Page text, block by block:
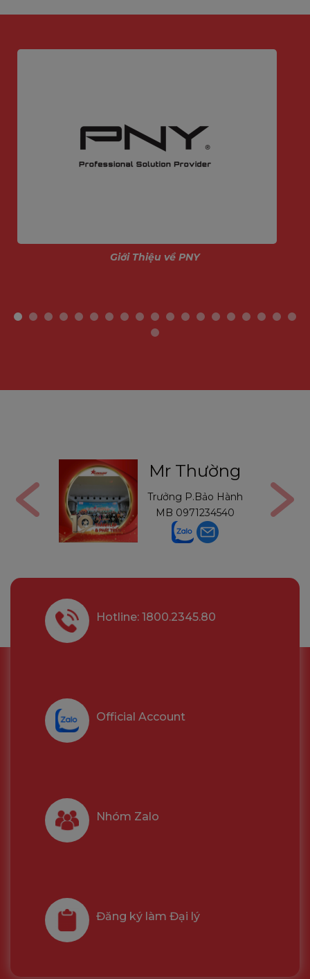
Giới Thiệu về PNY
Hành
Mr Thường
Trưởng P.Bảo Hành
MB 0971234540
Hotline: 1800.2345.80
Official Account
Nhóm Zalo
Đăng ký làm Đại lý